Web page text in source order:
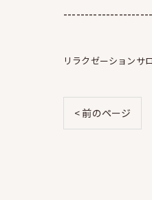
リラクゼーションサ
< 前のページ